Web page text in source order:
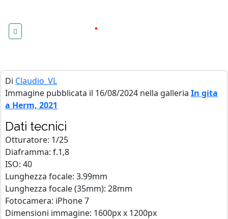
Di Claudio_VL
Immagine pubblicata il 16/08/2024 nella galleria In gita
a Herm, 2021
Dati tecnici
Otturatore: 1/25
Diaframma: f.1,8
ISO: 40
Lunghezza focale: 3.99mm
Lunghezza focale (35mm): 28mm
Fotocamera: iPhone 7
Dimensioni immagine: 1600px x 1200px